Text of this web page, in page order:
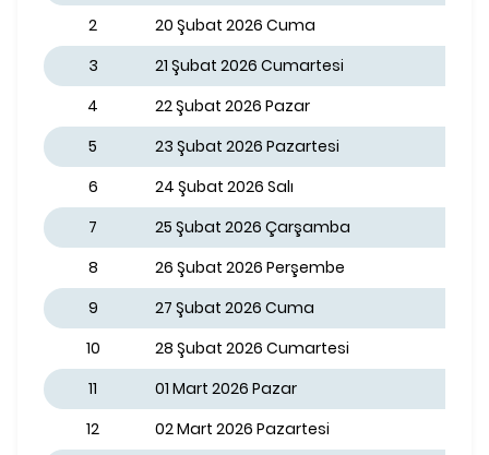
2
20 Şubat 2026 Cuma
3
21 Şubat 2026 Cumartesi
4
22 Şubat 2026 Pazar
5
23 Şubat 2026 Pazartesi
6
24 Şubat 2026 Salı
7
25 Şubat 2026 Çarşamba
8
26 Şubat 2026 Perşembe
9
27 Şubat 2026 Cuma
10
28 Şubat 2026 Cumartesi
11
01 Mart 2026 Pazar
12
02 Mart 2026 Pazartesi